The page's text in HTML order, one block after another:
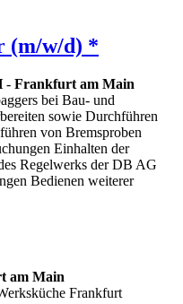
(m/w/d) *
- Frankfurt am Main
bei Bau- und
sowie Durchführen
von Bremsproben
Einhalten der
Regelwerks der DB AG
Bedienen weiterer
am Main
Frankfurt